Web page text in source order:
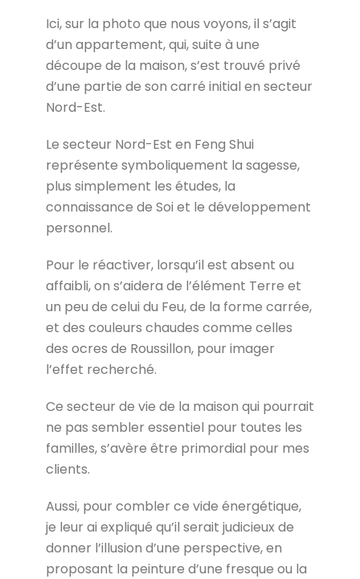
Ici, sur la photo que nous voyons, il s’agit
d’un appartement, qui, suite à une
découpe de la maison, s’est trouvé privé
d’une partie de son carré initial en secteur
Nord-Est.
Le secteur Nord-Est en Feng Shui
représente symboliquement la sagesse,
plus simplement les études, la
connaissance de Soi et le développement
personnel.
Pour le réactiver, lorsqu’il est absent ou
affaibli, on s’aidera de l’élément Terre et
un peu de celui du Feu, de la forme carrée,
et des couleurs chaudes comme celles
des ocres de Roussillon, pour imager
l’effet recherché.
Ce secteur de vie de la maison qui pourrait
ne pas sembler essentiel pour toutes les
familles, s’avère être primordial pour mes
clients.
Aussi, pour combler ce vide énergétique,
je leur ai expliqué qu’il serait judicieux de
donner l’illusion d’une perspective, en
proposant la peinture d’une fresque ou la